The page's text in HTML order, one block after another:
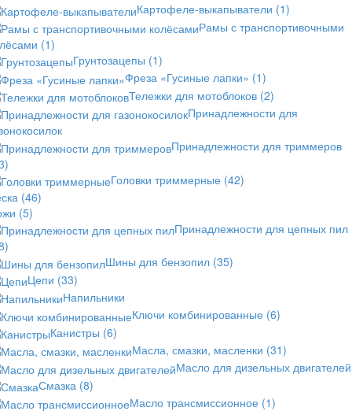
Картофеле-выкапыватели (1)
Рамы с транспортивочными
(1)
Грунтозацепы (1)
Фреза «Гусиные лапки» (1)
Тележки для мотоблоков (2)
Принадлежности для
Принадлежности для триммеров
Головки триммерные (42)
(46)
(5)
Принадлежности для цепных пил
Шины для бензопил (35)
Цепи (33)
Напильники
Ключи комбинированные (6)
Канистры (6)
Масла, смазки, масленки (31)
Масло для дизельных двигателей
Смазка (8)
Масло трансмиссионное (1)